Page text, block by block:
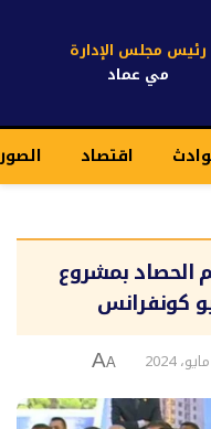
رئيس مجلس الإدارة
مي عماد
اقتصاد
بمشروع
كونفرانس
A
A